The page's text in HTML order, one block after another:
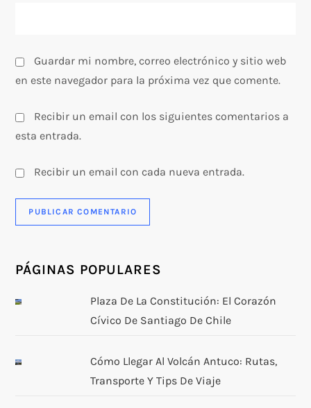
a
s
Guardar mi nombre, correo electrónico y sitio web
en este navegador para la próxima vez que comente.
Recibir un email con los siguientes comentarios a
esta entrada.
Recibir un email con cada nueva entrada.
PÁGINAS POPULARES
Plaza De La Constitución: El Corazón
Cívico De Santiago De Chile
Cómo Llegar Al Volcán Antuco: Rutas,
Transporte Y Tips De Viaje